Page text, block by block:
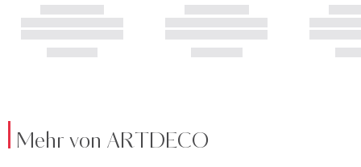
Mehr von ARTDECO